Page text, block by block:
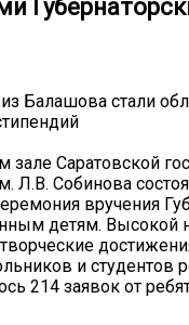
Балашова стали
Саратовской
Л.В. Собинова
вручения
детям. Высокой
и студентов
214 заявок от